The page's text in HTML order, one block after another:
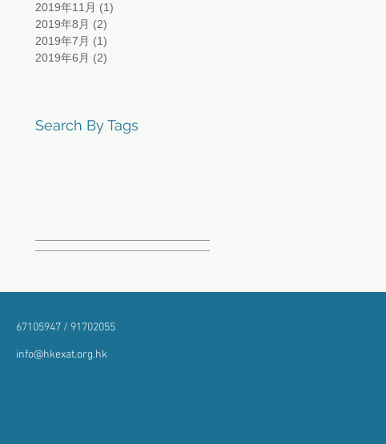
2019年11月 (1)
2019年8月 (2)
2019年7月 (1)
2019年6月 (2)
Search By Tags
67105947 / 91702055
info@hkexat.org.hk